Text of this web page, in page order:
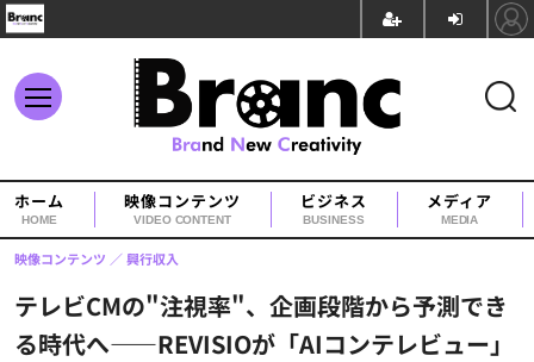
ホーム
HOME
映像コンテンツ
VIDEO CONTENT
ビジネス
BUSINESS
メディア
MEDIA
テレビCMの"注視率"、企画段階から予測でき
る時代へ——REVISIOが「AIコンテレビュー」
映像コンテンツ 興行収入